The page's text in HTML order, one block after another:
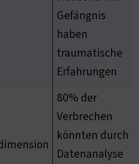
Gefängnis
haben
traumatische
Erfahrungen
80% der
Verbrechen
könnten durch
Datenanalyse